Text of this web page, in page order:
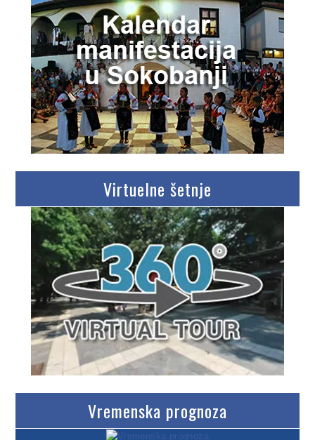
Virtuelne šetnje
Vremenska prognoza